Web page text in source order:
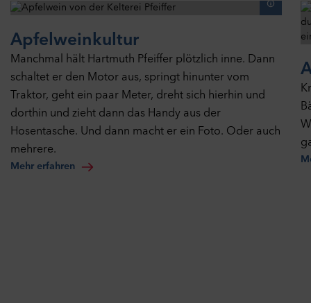
Apfelweinkultur
Manchmal hält Hartmuth Pfeiffer plötzlich inne. Dann
schaltet er den Motor aus, springt hinunter vom
Traktor, geht ein paar Meter, dreht sich hierhin und
dorthin und zieht dann das Handy aus der
Hosentasche. Und dann macht er ein Foto. Oder auch
mehrere.
Mehr erfahren